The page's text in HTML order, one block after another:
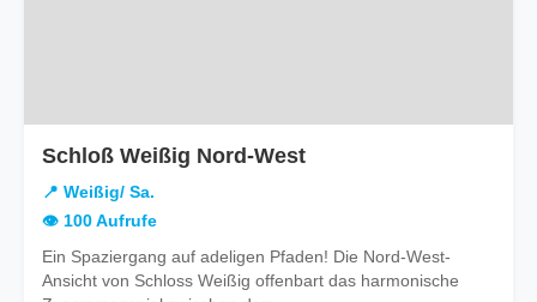
Schloß Weißig Nord-Westin
📍 Weißig/ Sa.
👁️ 100 Aufrufe
Ein Spaziergang auf adeligen Pfaden! Die Nord-West-
Ansicht von Schloss Weißig offenbart das harmonische